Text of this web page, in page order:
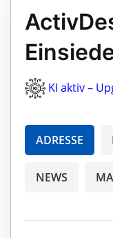
KI aktiv –
ADRESSE
NEWS